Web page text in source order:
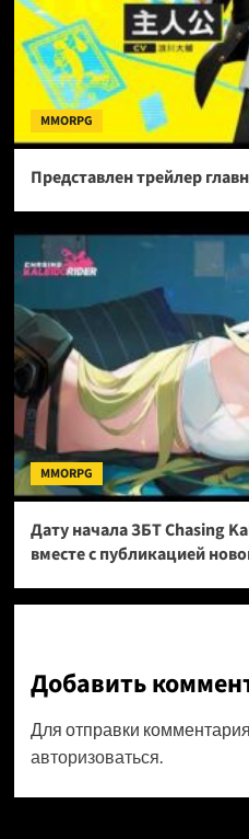
MMORPG
Представлен трейлер
MMORPG
Дату начала ЗБТ Chasing
вместе с публикацией
Добавить
Для отправки
авторизоваться.